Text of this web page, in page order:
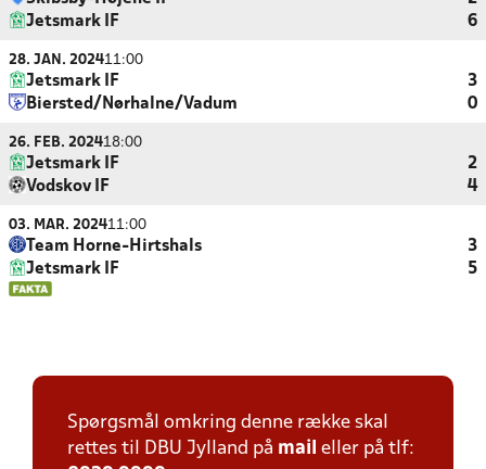
Jetsmark IF
6
28. JAN. 202411:00
Jetsmark IF
3
Biersted/Nørhalne/Vadum
0
26. FEB. 202418:00
Jetsmark IF
2
Vodskov IF
4
03. MAR. 202411:00
Team Horne-Hirtshals
3
Jetsmark IF
5
Spørgsmål omkring denne række skal
rettes til DBU Jylland på mail eller på tlf: